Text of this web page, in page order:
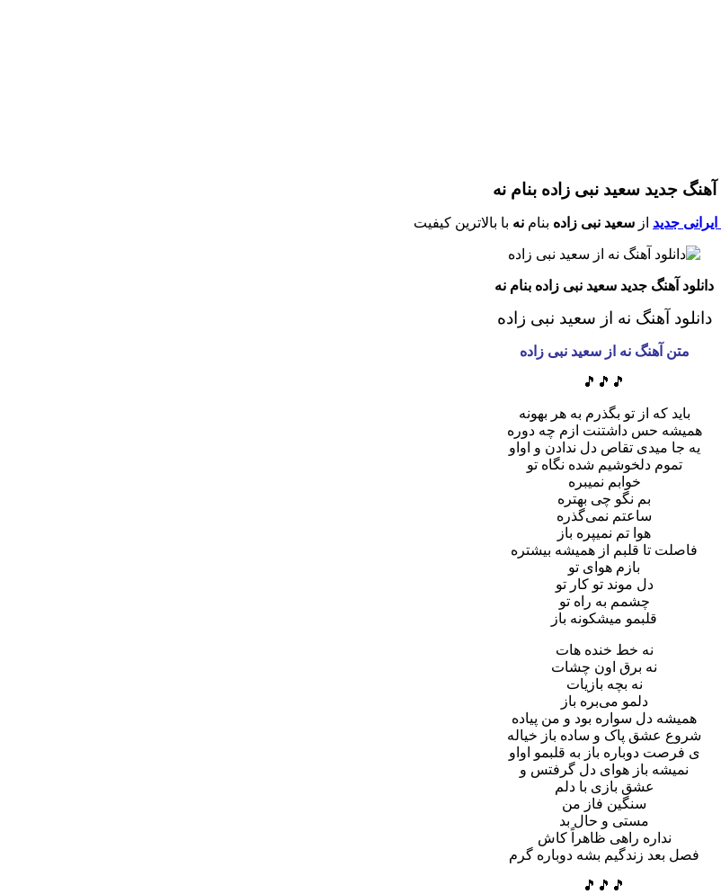
آهنگ جدید سعید نبی زاده بنام نه
جدید از سعید نبی زاده بنام نه با بالاترین کیفیت
دانلود آهنگ جدید سعید نبی زاده بنام نه
دانلود آهنگ نه از سعید نبی زاده
متن آهنگ نه از سعید نبی زاده
🎵🎵🎵
باید که از تو بگذرم به هر بهونه
همیشه حس داشتنت ازم چه دوره
یه جا میدی تقاص دل ندادن و اواو
تموم دلخوشیم شده نگاه تو
خوابم نمیبره
بم نگو چی بهتره
ساعتم نمی‌گذره
هوا تم نمیپره باز
فاصلت تا قلبم از همیشه بیشتره
بازم هوای تو
دل موند تو کار تو
چشمم به راه تو
قلبمو میشکونه باز
نه خط خنده هات
نه برق اون چشات
نه بچه بازیات
دلمو می‌بره باز
همیشه دل سواره بود و من پیاده
شروع عشق پاک و ساده باز خیاله
ی فرصت دوباره باز به قلبمو اواو
نمیشه باز هوای دل گرفتس و
عشق بازی با دلم
سنگین فاز من
مستی و حال بد
نداره راهی ظاهراً کاش
فصل بعد زندگیم بشه دوباره گرم
🎵🎵🎵